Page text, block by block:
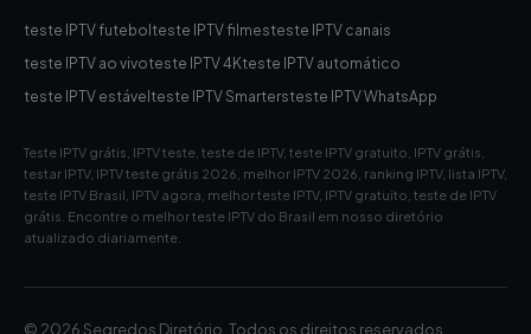
teste IPTV futebol teste IPTV filmesteste IPTV canais
teste IPTV ao vivoteste IPTV 4Kteste IPTV automático
teste IPTV estável teste IPTV Smartersteste IPTV WhatsApp
Teste IPTV grátis, IPTV teste, teste de IPTV, teste IPTV gratuito, IPTV grátis,
testar IPTV, IPTV teste grátis 2026, melhor IPTV 2026, ranking IPTV, lista IPTV,
teste IPTV Brasil, IPTV agora, melhor teste IPTV, IPTV gratuito, teste de IPTV
grátis. Encontre o melhor teste IPTV do Brasil em nosso diretório
atualizado diariamente.
© 2026 Segredos Diretório. Todos os direitos reservados.